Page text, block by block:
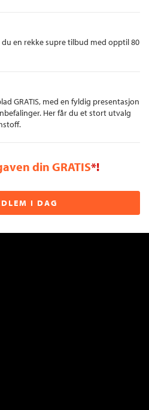
en rekke supre tilbud med opptil 80
GRATIS, med en fyldig presentasjon
Her får du et stort utvalg
din GRATIS*!
I DAG